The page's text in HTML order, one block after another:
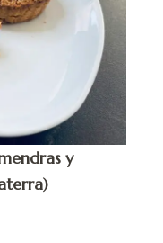
y